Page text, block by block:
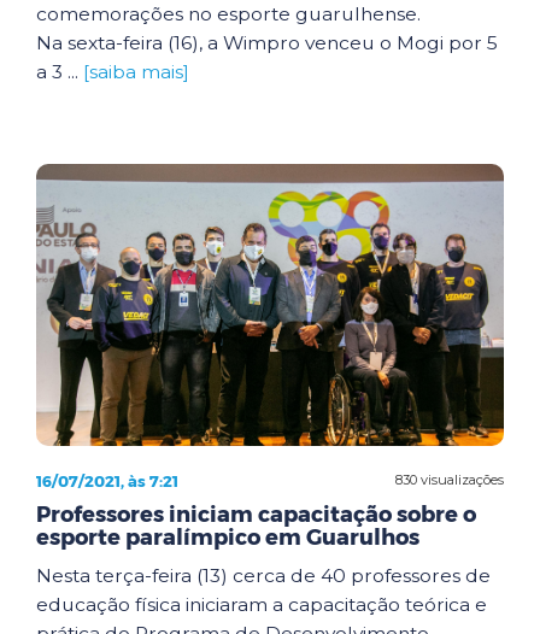
comemorações no esporte guarulhense.
Na sexta-feira (16), a Wimpro venceu o Mogi por 5
a 3 ... [saiba mais]
830 visualizações
16/07/2021, às 7:21
Professores iniciam capacitação sobre o
esporte paralímpico em Guarulhos
Nesta terça-feira (13) cerca de 40 professores de
educação física iniciaram a capacitação teórica e